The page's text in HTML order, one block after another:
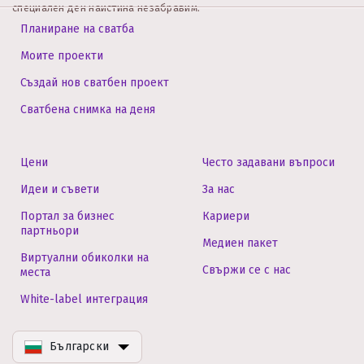
специален ден наистина незабравим.
Планиране на сватба
Моите проекти
Създай нов сватбен проект
Сватбена снимка на деня
Цени
Идеи и съвети
Портал за бизнес
партньори
Виртуални обиколки на
места
White-label интеграция
Често задавани въпроси
За нас
Кариери
Медиен пакет
Свържи се с нас
Български